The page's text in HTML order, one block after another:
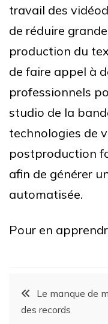
travail des
de réduire
production du
de faire appel à
professionnels
studio de la
technologies de
postproduction
afin de générer
automatisée.
Pour en
Le manque de
des records